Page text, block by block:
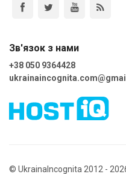
Зв'язок з нами
+38 050 9364428
© UkrainaIncognita 2012 -